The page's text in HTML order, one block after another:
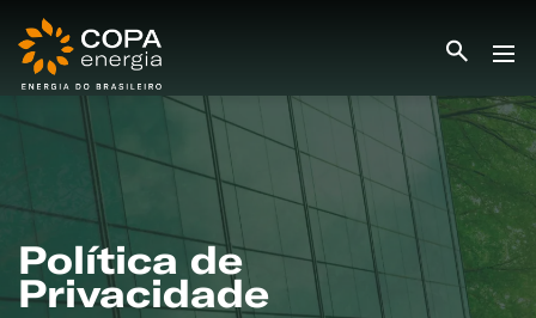
ÁREA DO CLIENTE
SEJA CLIENTE
PEÇA GÁS
Política de
Privacidade